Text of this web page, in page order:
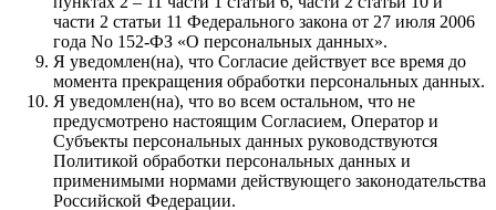
части 2 статьи 11 Федерального закона от 27 июля 2006
года No 152-ФЗ «О персональных данных».
Я уведомлен(на), что Согласие действует все время до
момента прекращения обработки персональных данных.
Я уведомлен(на), что во всем остальном, что не
предусмотрено настоящим Согласием, Оператор и
Субъекты персональных данных руководствуются
Политикой обработки персональных данных и
применимыми нормами действующего законодательства
Российской Федерации.